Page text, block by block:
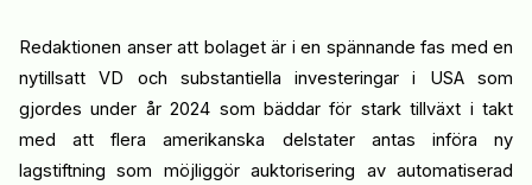
Redaktionen anser att bolaget är i en spännande fas med en
nytillsatt VD och substantiella investeringar i USAsom
gjordes under år 2024 som bäddar för stark tillväxt i takt
med att flera amerikanska delstater antas införa ny
lagstiftning som möjliggör auktorisering av automatiserad